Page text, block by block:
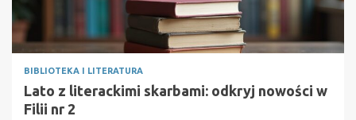
BIBLIOTEKA I LITERATURA
Lato z literackimi skarbami: odkryj nowości w
Filii nr 2